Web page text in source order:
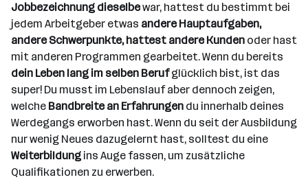
Jobbezeichnung dieselbewar, hattest du bestimmt bei
jedem Arbeitgeber etwas andere Hauptaufgaben,
andere Schwerpunkte, hattest andere Kunden oder hast
mit anderen Programmen gearbeitet. Wenn du bereits
dein Leben lang im selben Berufglücklich bist, ist das
super! Du musst im Lebenslauf aber dennoch zeigen,
welche Bandbreite an Erfahrungen du innerhalb deines
Werdegangs erworben hast. Wenn du seit der Ausbildung
nur wenig Neues dazugelernt hast, solltest du eine
Weiterbildung ins Auge fassen, um zusätzliche
Qualifikationen zu erwerben.